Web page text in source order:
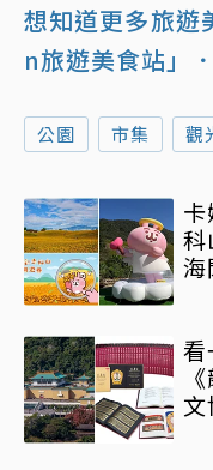
想知道更多旅遊
n旅遊美食站」
公園 市集 觀
科
海
看